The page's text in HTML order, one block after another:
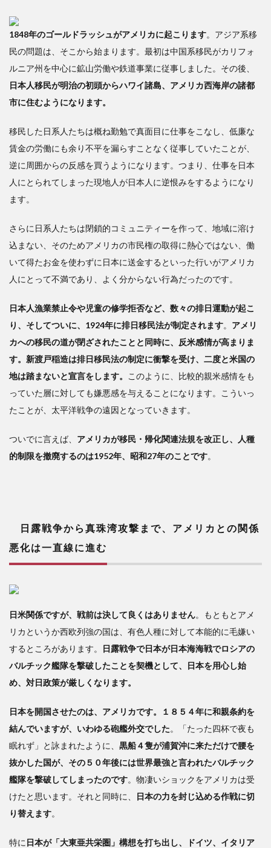
珠湾
攻撃
ま
で、
アメ
リカ
関係
悪化
は一
直線
に進
日
米の
和解
は安
交の
1848年のゴールドラッシュがアメリカに起こります。アジア系移
民の問題は、そこから始まります。最初は中国系移民がカリフォ
ルニア州を中心に鉱山労働や鉄道事業に従事しました。その後、
日本人移民が明治の初頭からハワイ諸島、アメリカ西海岸の諸都
市に住むようになります。
移民した日系人たちは概ね勤勉で真面目に仕事をこなし、低廉な
賃金の労働にも余り不平を漏らすことなく従事していたことが、
逆に周囲からの反感を買うようになります。つまり、仕事を日本
人にとられてしまった現地人が日本人に逆恨みをするようになり
ます。
さらに日系人たちは閉鎖的コミュニティーを作って、地域に溶け
込まない、そのためアメリカの市民権の取得に熱心ではない、働
いて得たお金を使わずに日本に送金するといった行いがアメリカ
人にとって不満であり、よく分からない行為だったのです。
日本人漁業禁止令や児童の修学拒否など、数々の排日運動が起こ
り、そしてついに、1924年に排日移民法が制定されます。 アメリ
カへの移民の道が閉ざされたことと同時に、反米感情が高まりま
す。新渡戸稲造は排日移民法の制定に衝撃を受け、二度と米国の
地は踏まないと宣言をします。
このように、比較的親米感情をも
っていた層に対しても嫌悪感を与えることになります。こういっ
たことが、太平洋戦争の遠因となっていきます。
ついでに言えば、 アメリカが移民・帰化関連法規を改正し、人種
的制限を撤廃するのは1952年、昭和27年のことです。
日露戦争から真珠湾攻撃まで、アメリカとの関係
悪化は一直線に進む
日米関係ですが、戦前は決して良くはありません。もともとアメ
リカというか西欧列強の国は、有色人種に対して本能的に毛嫌い
するところがあります。
日露戦争で日本が日本海海戦でロシアの
バルチック艦隊を撃破したことを契機として、日本を用心し始
め、対日政策が厳しくなります。
日本を開国させたのは、アメリカです。１８５４年に和親条約を
結んでいますが、いわゆる砲艦外交でした。「たった四杯で夜も
眠れず」と詠まれたように、 黒船４隻が浦賀沖に来ただけで腰を
抜かした国が、その５０年後には世界最強と言われたバルチック
艦隊を撃破してしまったのです。物凄いショックをアメリカは受
けたと思います。それと同時に、
日本の力を封じ込める作戦に切
り替えます。
特に 日本が「大東亜共栄圏」構想を打ち出し、ドイツ、イタリア